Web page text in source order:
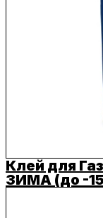
Клей для
ЗИМА (до -